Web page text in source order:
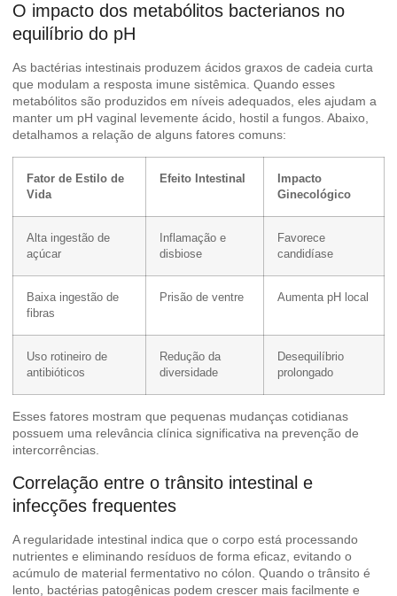
O impacto dos metabólitos bacterianos no
equilíbrio do pH
As bactérias intestinais produzem ácidos graxos de cadeia curta
que modulam a resposta imune sistêmica. Quando esses
metabólitos são produzidos em níveis adequados, eles ajudam a
manter um pH vaginal levemente ácido, hostil a fungos. Abaixo,
detalhamos a relação de alguns fatores comuns:
Fator de Estilo de
Vida
Efeito Intestinal
Impacto
Ginecológico
Alta ingestão de
açúcar
Inflamação e
disbiose
Favorece
candidíase
Baixa ingestão de
fibras
Prisão de ventre Aumenta pH local
Uso rotineiro de
antibióticos
Redução da
diversidade
Desequilíbrio
prolongado
Esses fatores mostram que pequenas mudanças cotidianas
possuem uma relevância clínica significativa na prevenção de
intercorrências.
Correlação entre o trânsito intestinal e
infecções frequentes
A regularidade intestinal indica que o corpo está processando
nutrientes e eliminando resíduos de forma eficaz, evitando o
acúmulo de material fermentativo no cólon. Quando o trânsito é
lento, bactérias patogênicas podem crescer mais facilmente e